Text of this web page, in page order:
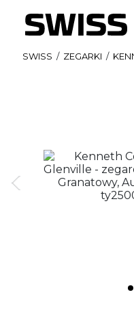
SWISS / ZEGARKI /